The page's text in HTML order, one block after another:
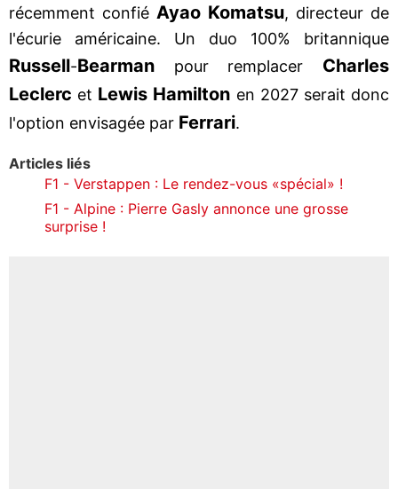
récemment confié Ayao Komatsu, directeur de
l'écurie américaine. Un duo 100% britannique
Russell-Bearman pour remplacer Charles
Leclerc et Lewis Hamilton en 2027 serait donc
l'option envisagée par Ferrari.
Articles liés
F1 - Verstappen : Le rendez-vous «spécial» !
F1 - Alpine : Pierre Gasly annonce une grosse
surprise !